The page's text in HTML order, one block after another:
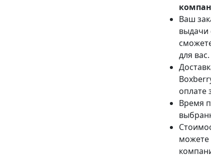
Ваш
выдачи
для вас.
оплате
Время
можете